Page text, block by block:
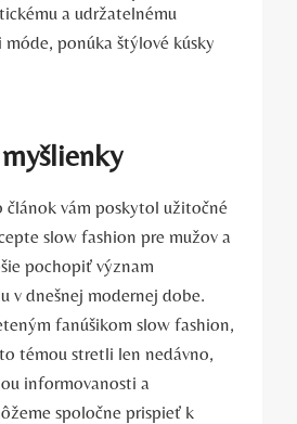
a udržateľnému
móde, ponúka štýlové kúsky
článok vám poskytol užitočné
slow fashion pre mužov a
pochopiť význam
v dnešnej modernej dobe.
fanúšikom slow fashion,
témou stretli len nedávno,
informovanosti a
spoločne prispieť k